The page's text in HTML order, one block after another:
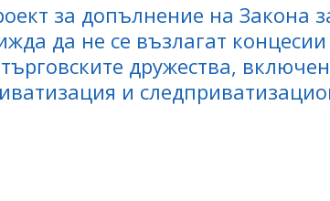
за допълнение на Закона
да не се възлагат концесии
дружества,
и